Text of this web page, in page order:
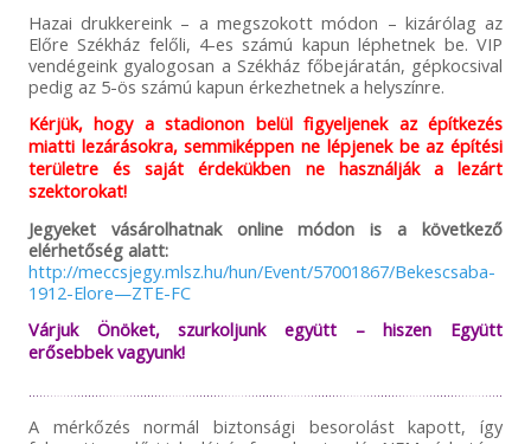
Hazai drukkereink – a megszokott módon – kizárólag az
Előre Székház felőli, 4-es számú kapun léphetnek be. VIP
vendégeink gyalogosan a Székház főbejáratán, gépkocsival
pedig az 5-ös számú kapun érkezhetnek a helyszínre.
Kérjük, hogy a stadionon belül figyeljenek az építkezés
miatti lezárásokra, semmiképpen ne lépjenek be az építési
területre és saját érdekükben ne használják a lezárt
szektorokat!
Jegyeket vásárolhatnak online módon is a következő
elérhetőség alatt:
http://meccsjegy.mlsz.hu/hun/Event/57001867/Bekescsaba-
1912-Elore—ZTE-FC
Várjuk Önöket, szurkoljunk együtt – hiszen Együtt
erősebbek vagyunk!
A mérkőzés normál biztonsági besorolást kapott, így